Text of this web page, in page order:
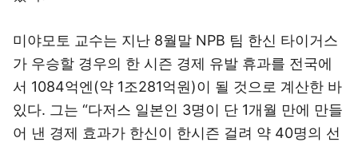
미야모토 교수는 지난 8월말 NPB 팀 한신 타이거스
가 우승할 경우의 한 시즌 경제 유발 휴과를 전국에
서 1084억엔(약 1조281억원)이 될 것으로 계산한 바
있다. 그는 “다저스 일본인 3명이 단 1개월 만에 만들
어 낸 경제 효과가 한신이 한시즌 걸려 약 40명의 선